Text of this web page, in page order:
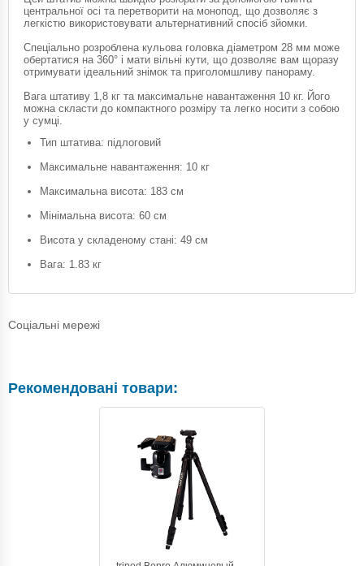
центральної осі та перетворити на монопод, що дозволяє з
легкістю використовувати альтернативний спосіб зйомки.
Спеціально розроблена кульова головка діаметром 28 мм може
обертатися на 360° і мати вільні кути, що дозволяє вам щоразу
отримувати ідеальний знімок та приголомшливу панораму.
Вага штативу 1,8 кг та максимальне навантаження 10 кг. Його
можна скласти до компактного розміру та легко носити з собою
у сумці.
Тип штатива: підлоговий
Максимальне навантаження: 10 кг
Максимальна висота: 183 см
Мінімальна висота: 60 ​​см
Висота у складеному стані: 49 см
Вага: 1.83 кг
Соціальні мережі
Рекомендовані товари: